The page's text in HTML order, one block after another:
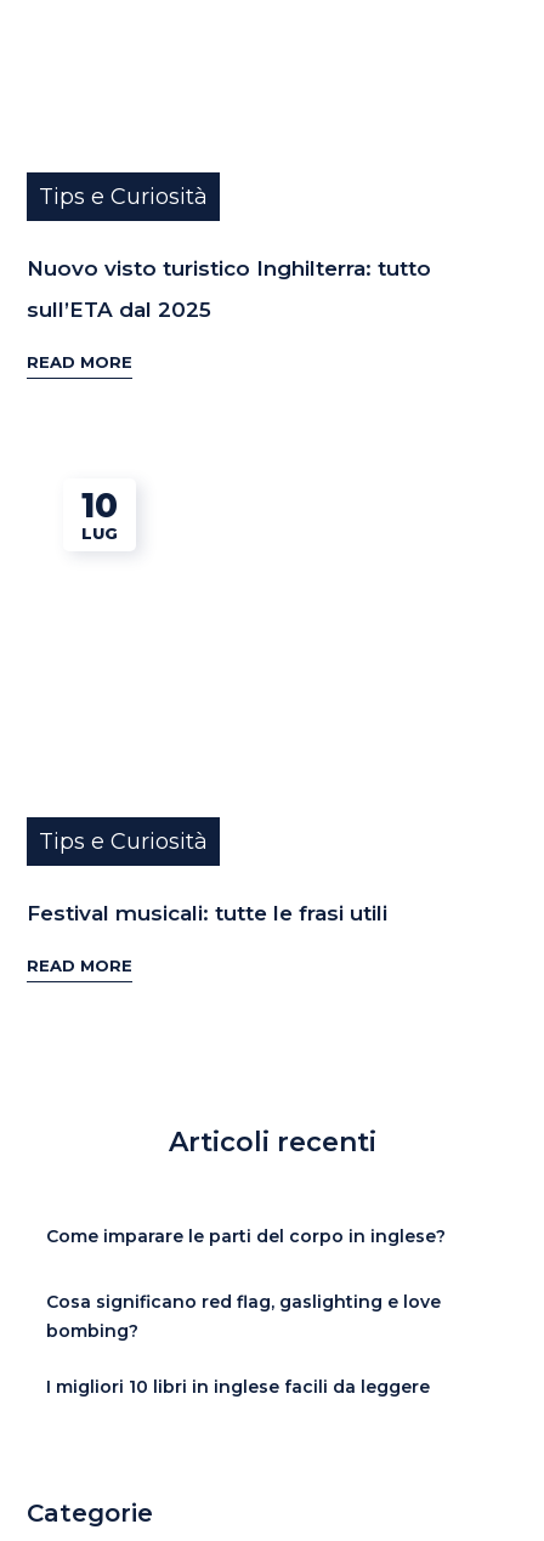
Tips e Curiosità
Nuovo visto turistico Inghilterra: tutto
sull’ETA dal 2025
READ MORE
10
LUG
Tips e Curiosità
Festival musicali: tutte le frasi utili
READ MORE
Articoli recenti
Come imparare le parti del corpo in inglese?
Cosa significano red flag, gaslighting e love
bombing?
I migliori 10 libri in inglese facili da leggere
Categorie